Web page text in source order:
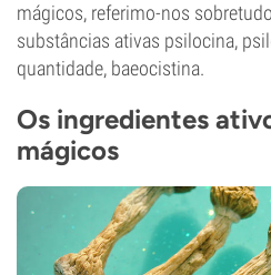
mágicos, referimo-nos
substâncias ativas psilocina,
quantidade, baeocistina.
Os ingredientes
mágicos